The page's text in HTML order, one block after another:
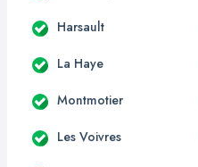
Harsault
La Haye
Montmotier
Les Voivres